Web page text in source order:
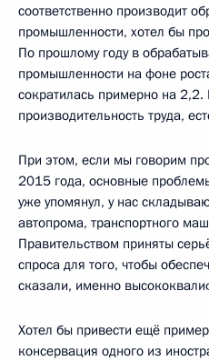
соответственно производит
промышленности, хотел бы
По прошлому году в
промышленности на фоне
сократилась примерно на 2,2.
производительность труда,
При этом, если мы говорим
2015 года, основные
уже упомянул, у нас
автопрома, транспортного
Правительством приняты
спроса для того, чтобы
сказали, именно
Хотел бы привести ещё
консервация одного из